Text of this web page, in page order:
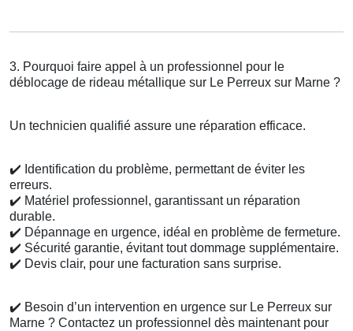
3. Pourquoi faire appel à un professionnel pour le
déblocage de rideau métallique sur Le Perreux sur Marne ?
Un technicien qualifié assure une réparation efficace.
✔️ Identification du problème, permettant de éviter les
erreurs.
✔️ Matériel professionnel, garantissant un réparation
durable.
✔️ Dépannage en urgence, idéal en problème de fermeture.
✔️ Sécurité garantie, évitant tout dommage supplémentaire.
✔️ Devis clair, pour une facturation sans surprise.
✔️ Besoin d’un intervention en urgence sur Le Perreux sur
Marne ? Contactez un professionnel dès maintenant pour